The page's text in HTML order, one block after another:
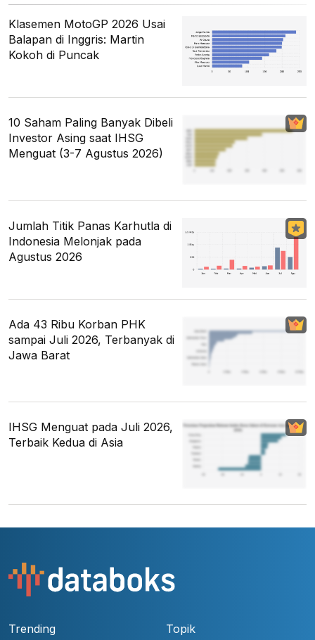
Klasemen MotoGP 2026 Usai
Balapan di Inggris: Martin
Kokoh di Puncak
10 Saham Paling Banyak Dibeli
Investor Asing saat IHSG
Menguat (3-7 Agustus 2026)
Jumlah Titik Panas Karhutla di
Indonesia Melonjak pada
Agustus 2026
Ada 43 Ribu Korban PHK
sampai Juli 2026, Terbanyak di
Jawa Barat
IHSG Menguat pada Juli 2026,
Terbaik Kedua di Asia
Trending Topik